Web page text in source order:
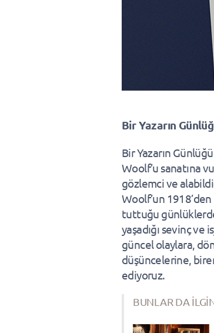
Bir Yazarın
Bir Yazarın
Woolf’u sanatına
gözlemci ve
Woolf’un
tuttuğu
yaşadığı sevinç ve
güncel olaylara,
düşüncelerine,
ediyoruz.
BUNLAR DA